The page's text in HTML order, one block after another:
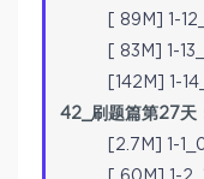
[ 89M] 1-
[ 83M] 1-
[142M] 1-
42_刷题篇第27天
[2.7M] 1-